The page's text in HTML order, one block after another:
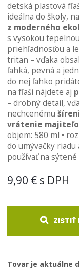
na
začiatok
galérie
obrázkov
detská plastová
ideálna do školy,
z moderného
s vysokou
priehľadnosťou a
tritan – vďaka
ľahká, pevná a
do nej ľahko
na fľaši nájdete aj
– drobný detail,
nechcenému
vrátenie
objem: 580 ml •
do umývačky
používať na
9,90 €
ZISTIŤ
Tovar je aktuálne